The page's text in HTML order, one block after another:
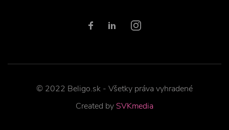
© 2022 Beligo.sk - Všetky práva vyhradené
Created by SVKmedia